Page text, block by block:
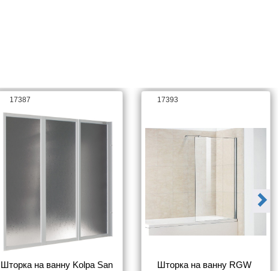
17387
Шторка на ванну Kolpa San
17393
Шторка на ванну RGW